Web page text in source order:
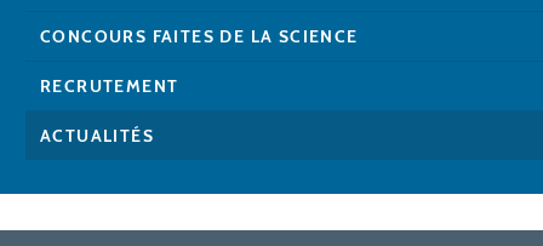
CONCOURS FAITES DE LA SCIENCE
RECRUTEMENT
ACTUALITÉS